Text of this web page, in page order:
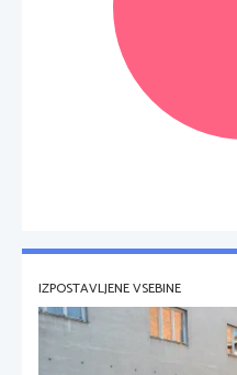
IZPOSTAVLJENE VSEBINE